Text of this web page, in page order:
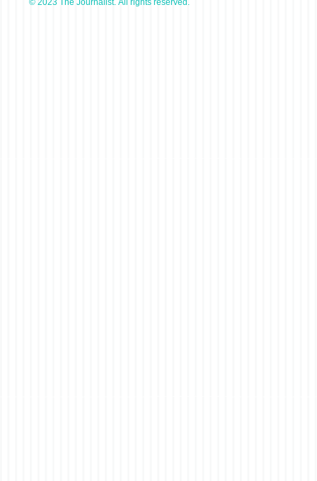
© 2023 The Journalist. All rights reserved.